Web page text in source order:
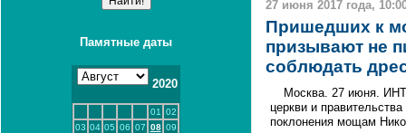
Памятные даты
2020
01
02
03 04 05 06 07 08 09
27 июня 2017 года,
Пришедших к
призывают не
соблюдать
Москва. 27 июня.
церкви и
поклонения мощам